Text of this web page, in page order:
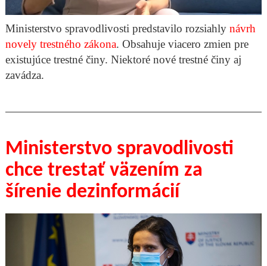
Ministerstvo spravodlivosti predstavilo rozsiahly návrh
novely trestného zákona. Obsahuje viacero zmien pre
existujúce trestné činy. Niektoré nové trestné činy aj
zavádza.
Ministerstvo spravodlivosti
chce trestať väzením za
šírenie dezinformácií